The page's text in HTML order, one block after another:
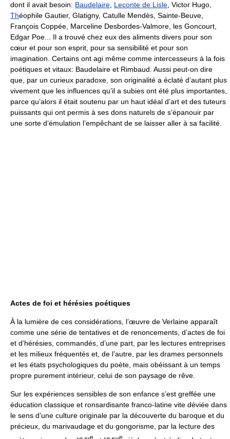
dont il avait besoin: Baudelaire Leconte de Lisle , Victor Hugo,
Théophile Gautier, Glatigny, Catulle Mendès, Sainte-Beuve,
François Coppée, Marceline Desbordes-Valmore, les Goncourt,
Edgar Poe... Il a trouvé chez eux des aliments divers pour son
cœur et pour son esprit, pour sa sensibilité et pour son
imagination. Certains ont agi même comme intercesseurs à la fois
poétiques et vitaux: Baudelaire et Rimbaud. Aussi peut-on dire
que, par un curieux paradoxe, son originalité a éclaté d’autant plus
vivement que les influences qu’il a subies ont été plus importantes,
parce qu’alors il était soutenu par un haut idéal d’art et des tuteurs
puissants qui ont permis à ses dons naturels de s’épanouir par
une sorte d’émulation l’empêchant de se laisser aller à sa facilité.
Actes de foi et hérésies poétiques
À la lumière de ces considérations, l’œuvre de Verlaine apparaît
comme une série de tentatives et de renoncements, d’actes de foi
et d’hérésies, commandés, d’une part, par les lectures entreprises
et les milieux fréquentés et, de l’autre, par les drames personnels
et les états psychologiques du poète, mais obéissant à un temps
propre purement intérieur, celui de son paysage de rêve.
Sur les expériences sensibles de son enfance s’est greffée une
éducation classique et ronsardisante franco-latine vite déviée dans
le sens d’une culture originale par la découverte du baroque et du
précieux, du marivaudage et du gongorisme, par la lecture des
e e